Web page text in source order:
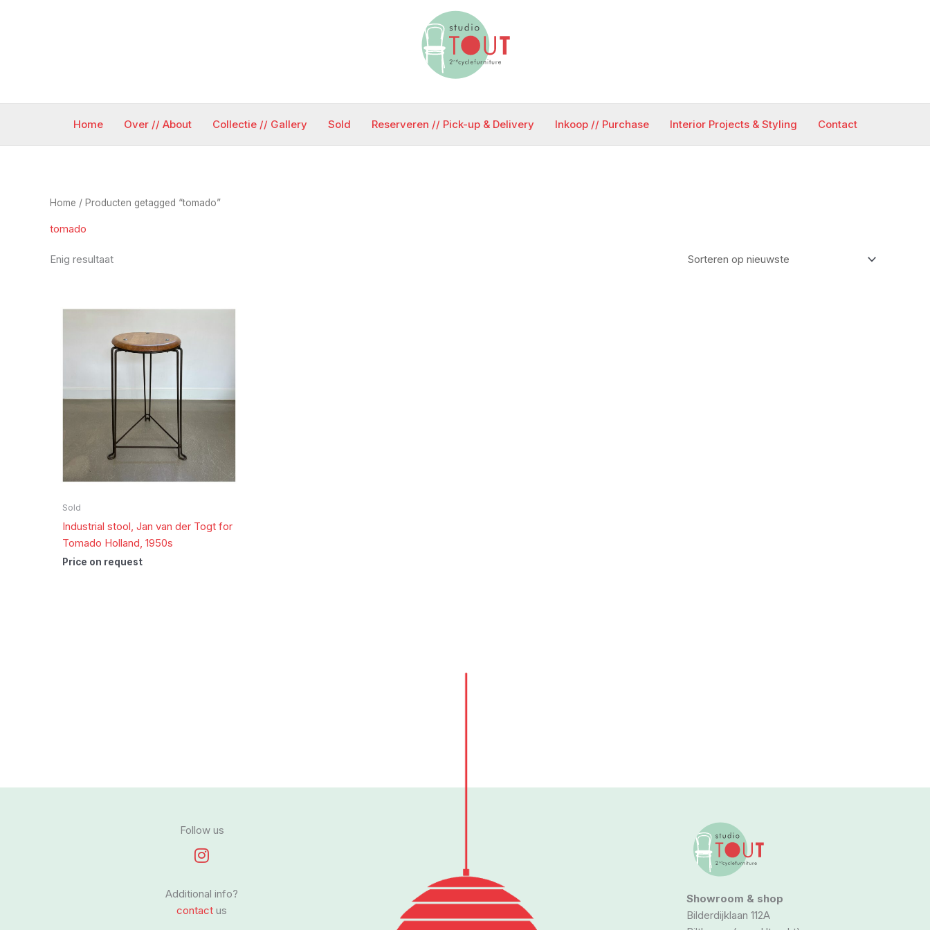
Home Over // About Collectie // Gallery Sold Reserveren // Pick-up & Delivery Inkoop // Purchase Interior Projects & Styling Contact
Home / Producten getagged “tomado”
tomado
Enig resultaat
Sold
Industrial stool, Jan van der Togt for
Tomado Holland, 1950s
Price on request
Follow us
I
s
t
Additional info?
contact us
Showroom & shop
Bilderdijklaan 112A